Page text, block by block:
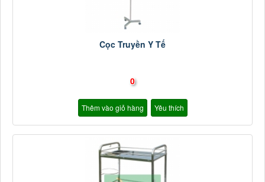
Cọc Truyền Y Tế
0
Thêm vào giỏ hàng Yêu thích